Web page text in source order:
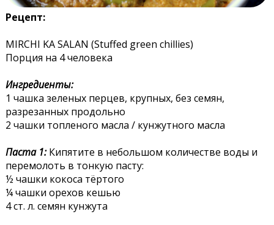
Рецепт:
MIRCHI KA SALAN (Stuffed green chillies)
Порция на 4 человека
Ингредиенты:
1 чашка зеленых перцев, крупных, без семян,
разрезанных продольно
2 чашки топленого масла / кунжутного масла
Паста 1:Кипятите в небольшом количестве воды и
перемолоть в тонкую пасту:
½ чашки кокоса тёртого
¼ чашки орехов кешью
4 ст. л. семян кунжута